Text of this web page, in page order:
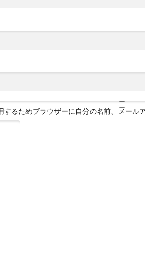
するためブラウザーに自分の名前、メール